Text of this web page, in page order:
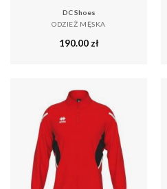
DC Shoes
ODZIEŻ MĘSKA
190.00 zł